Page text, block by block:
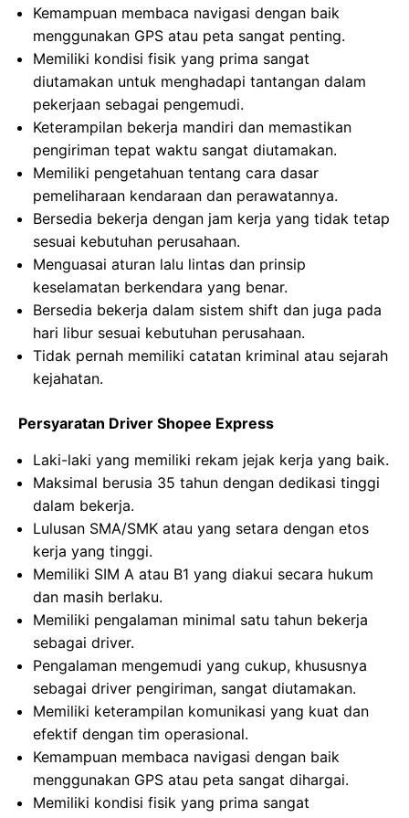
Kemampuan membaca navigasi dengan baik
menggunakan GPS atau peta sangat penting.
Memiliki kondisi fisik yang prima sangat
diutamakan untuk menghadapi tantangan dalam
pekerjaan sebagai pengemudi.
Keterampilan bekerja mandiri dan memastikan
pengiriman tepat waktu sangat diutamakan.
Memiliki pengetahuan tentang cara dasar
pemeliharaan kendaraan dan perawatannya.
Bersedia bekerja dengan jam kerja yang tidak tetap
sesuai kebutuhan perusahaan.
Menguasai aturan lalu lintas dan prinsip
keselamatan berkendara yang benar.
Bersedia bekerja dalam sistem shift dan juga pada
hari libur sesuai kebutuhan perusahaan.
Tidak pernah memiliki catatan kriminal atau sejarah
kejahatan.
Persyaratan Driver Shopee Express
Laki-laki yang memiliki rekam jejak kerja yang baik.
Maksimal berusia 35 tahun dengan dedikasi tinggi
dalam bekerja.
Lulusan SMA/SMK atau yang setara dengan etos
kerja yang tinggi.
Memiliki SIM A atau B1 yang diakui secara hukum
dan masih berlaku.
Memiliki pengalaman minimal satu tahun bekerja
sebagai driver.
Pengalaman mengemudi yang cukup, khususnya
sebagai driver pengiriman, sangat diutamakan.
Memiliki keterampilan komunikasi yang kuat dan
efektif dengan tim operasional.
Kemampuan membaca navigasi dengan baik
menggunakan GPS atau peta sangat dihargai.
Memiliki kondisi fisik yang prima sangat